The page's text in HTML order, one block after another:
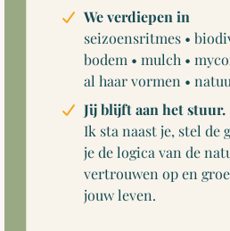
We verdiepen in
seizoensritmes •
bodem • mulch •
al haar vormen •
Jij blijft aan het stuur.
Ik sta naast je, stel de
je de logica van de
vertrouwen op en
jouw leven.